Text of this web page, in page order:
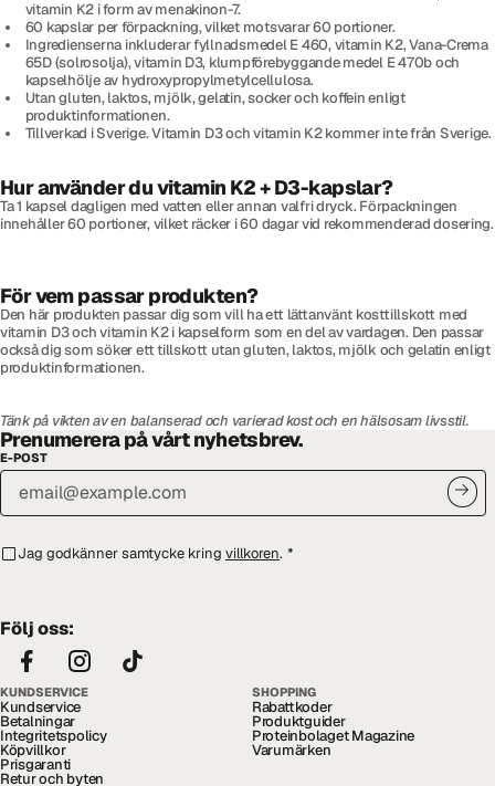
vitamin K2 i form av menakinon-7.
60 kapslar per förpackning, vilket motsvarar 60 portioner.
Ingredienserna inkluderar fyllnadsmedel E 460, vitamin K2, Vana-Crema
65D (solrosolja), vitamin D3, klumpförebyggande medel E 470b och
kapselhölje av hydroxypropylmetylcellulosa.
Utan gluten, laktos, mjölk, gelatin, socker och koffein enligt
produktinformationen.
Tillverkad i Sverige. Vitamin D3 och vitamin K2 kommer inte från Sverige.
Hur använder du vitamin K2 + D3-kapslar?
Ta 1 kapsel dagligen med vatten eller annan valfri dryck. Förpackningen
innehåller 60 portioner, vilket räcker i 60 dagar vid rekommenderad dosering.
För vem passar produkten?
Den här produkten passar dig som vill ha ett lättanvänt kosttillskott med
vitamin D3 och vitamin K2 i kapselform som en del av vardagen. Den passar
också dig som söker ett tillskott utan gluten, laktos, mjölk och gelatin enligt
produktinformationen.
Tänk på vikten av en balanserad och varierad kost och en hälsosam livsstil.
Prenumerera på vårt nyhetsbrev.
E-POST
Jag godkänner samtycke kring villkoren. *
Följ oss:
KUNDSERVICE
Kundservice
Betalningar
Integritetspolicy
Köpvillkor
Prisgaranti
Retur och byten
SHOPPING
Rabattkoder
Produktguider
Proteinbolaget Magazine
Varumärken